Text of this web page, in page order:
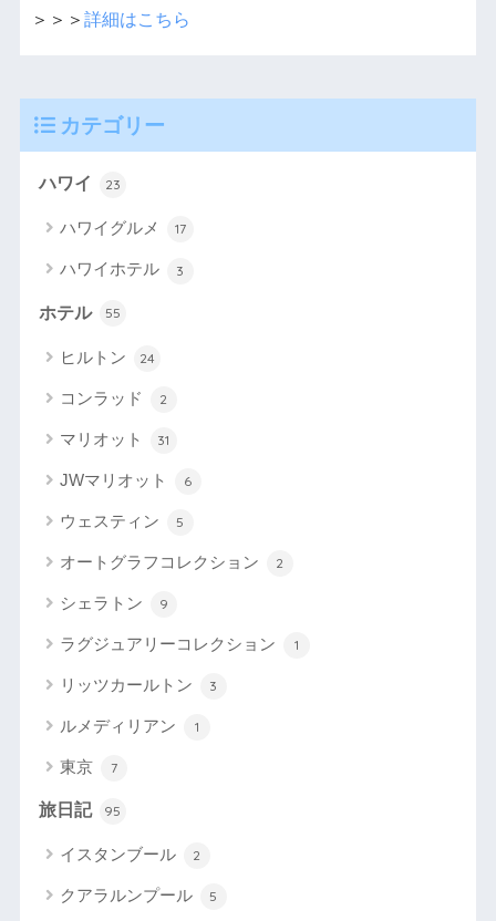
＞＞＞ 詳細はこちら
カテゴリー
ハワイ 23
ハワイグルメ 17
ハワイホテル 3
ホテル 55
ヒルトン 24
コンラッド 2
マリオット 31
JWマリオット 6
ウェスティン 5
オートグラフコレクション 2
シェラトン 9
ラグジュアリーコレクション 1
リッツカールトン 3
ルメディリアン 1
東京 7
旅日記 95
イスタンブール 2
クアラルンプール 5